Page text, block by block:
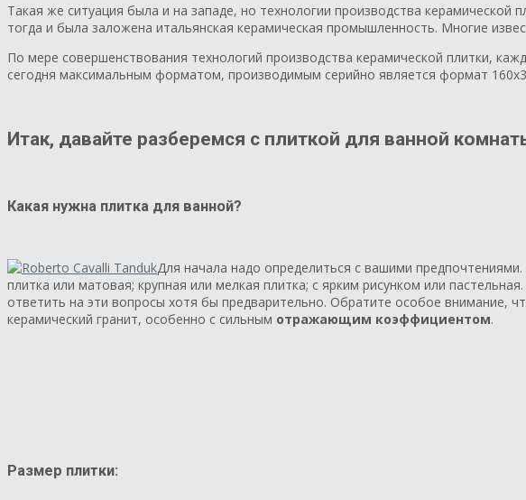
Такая же ситуация была и на западе, но технологии производства
тогда и была заложена итальянская керамическая промышленность. Многие
По мере совершенствования технологий производства керамической плитки,
сегодня максимальным форматом, производимым серийно является формат
Итак, давайте разберемся с плиткой для ванной
Какая нужна плитка для ванной?
Для начала надо определиться с вашими
плитка или матовая; крупная или мелкая плитка; с ярким рисунком или
ответить на эти вопросы хотя бы предварительно. Обратите особое внимание,
керамический гранит, особенно с сильным отражающим коэффициентом.
Размер плитки: